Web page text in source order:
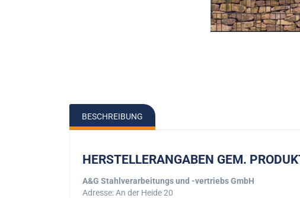
BESCHREIBUNG
HERSTELLERANGABEN GEM.
A&G Stahlverarbeitungs und -vertriebs GmbH
Adresse: An der Heide 20